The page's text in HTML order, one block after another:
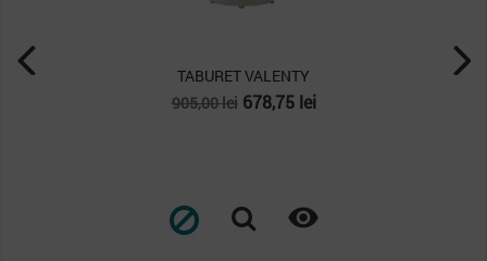
TABURET VALENTY
Pret
905,00 lei Pret
678,75 lei
